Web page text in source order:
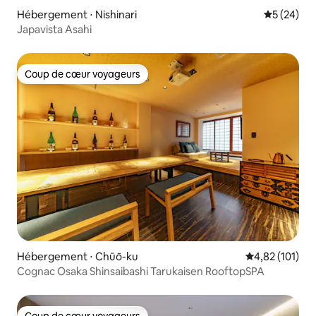
Hébergement ⋅ Nishinari
5 (24)
Japavista Asahi
Coup de cœur voyageurs
Coup de cœur voyageurs
Hébergement ⋅ Chūō-ku Évaluation
4,82 (101)
Cognac Osaka Shinsaibashi Tarukaisen RooftopSPA